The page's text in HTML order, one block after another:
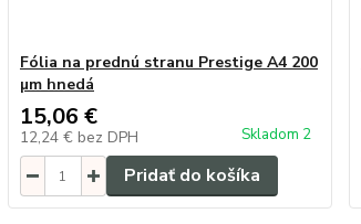
Fólia na prednú stranu Prestige A4 200
µm hnedá
15,06 €
12,24 € bez DPH Skladom 2
Pridať do košíka